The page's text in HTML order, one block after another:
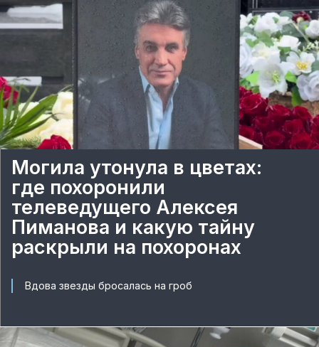
Могила утонула в цветах:
где похоронили
телеведущего Алексея
Пиманова и какую тайну
раскрыли на похоронах
Вдова звезды бросалась на гроб